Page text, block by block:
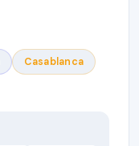
Casablanca